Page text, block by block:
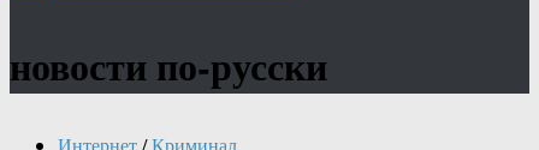
новости по-русски
Интернет/Криминал